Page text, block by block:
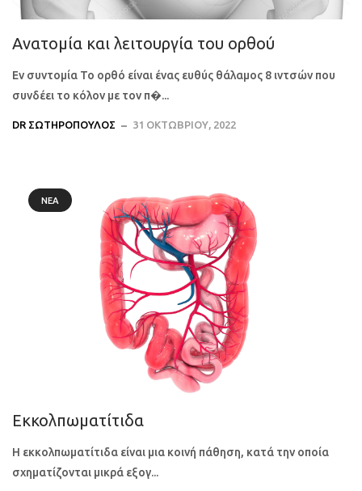
Ανατομία και λειτουργία του ορθού
Εν συντομία Το ορθό είναι ένας ευθύς θάλαμος 8 ιντσών που
συνδέει το κόλον με τον π�...
DR ΣΩΤΗΡΌΠΟΥΛΟΣ 31 ΟΚΤΩΒΡΊΟΥ, 2022
ΝΈΑ
Εκκολπωματίτιδα
Η εκκολπωματίτιδα είναι μια κοινή πάθηση, κατά την οποία
σχηματίζονται μικρά εξογ...